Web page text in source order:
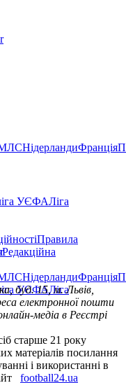
НідерландиФранція
УЄФАЛіга
Правила
Редакційна
НідерландиФранція
УЄФАЛіга
буд. 15, м. Львів,
електронної пошти
медіа в Реєстрі
старше 21 року
матеріалів посилання
і використанні в
football24.ua